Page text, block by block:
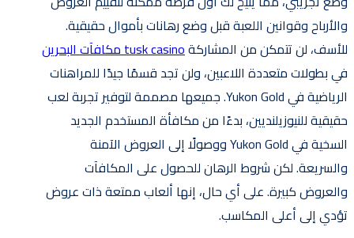
والأرباح وقوانين اللعبة قبل وضع رهانات بأموال حقيقية.
للأسف، لن تتمكن من المشاركةtusk casino مكافآت البحرين
في بطولات متعددة اللاعبين، ولن تجد قسمًا جيدًا للمراهنات
الرياضية في Yukon Gold. جميعها مصممة لتوفير تجربة لعب
حقيقية للنيوزيلنديين، بدءًا من مكافأة المستخدم الجديد
السخية في Yukon Gold ووصولًا إلى العروض الآمنة
والسريعة. لكن شروط الرهان للحصول على المكافآت
والعروض كبيرة. على أي حال، إنها ألعاب ممتعة ذات عروض
تؤدي إلى أعلى المكاسب.